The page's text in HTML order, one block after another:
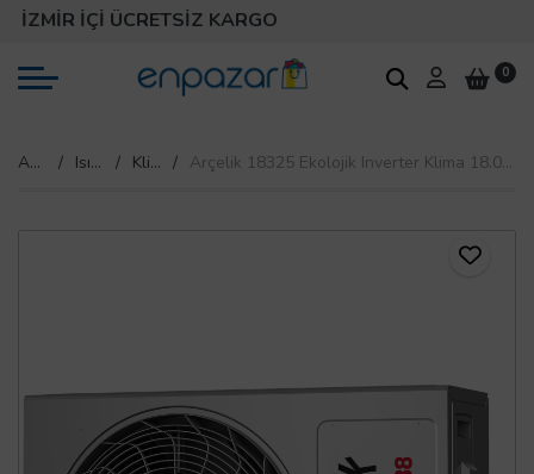
İÇİ ÜCRETSİZ KARGO
0
Anasayfa Isıtma & Soğutma Klima Arçelik 18325 Ekolojik Inverter Klima 18.000 Btu/h